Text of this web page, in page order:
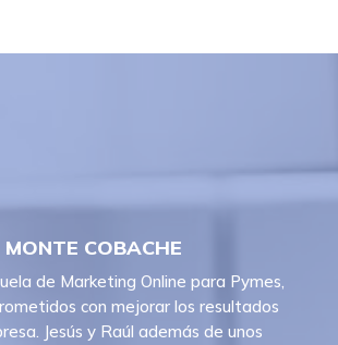
MONTE COBACHE
de Marketing Online para Pymes,
con mejorar los resultados
Jesús y Raúl además de unos